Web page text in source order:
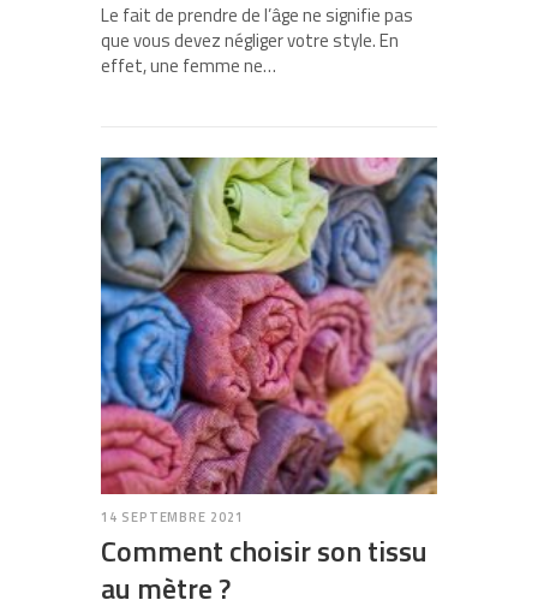
Le fait de prendre de l’âge ne signifie pas
que vous devez négliger votre style. En
effet, une femme ne…
14 SEPTEMBRE 2021
Comment choisir son tissu
au mètre ?